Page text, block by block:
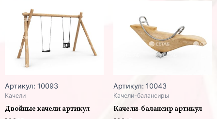
Артикул: 10093
Качели
Двойные качели артикул
Артикул: 10043
Качели-балансиры
Качели-балансир артикул